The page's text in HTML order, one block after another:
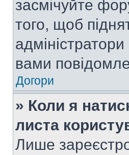
засмічуйте
того, щоб
вами
Догори
» Коли я
листа
Лише